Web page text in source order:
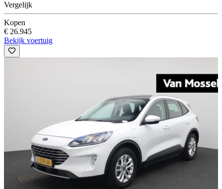
Vergelijk
Kopen
€ 26.945
Bekijk voertuig